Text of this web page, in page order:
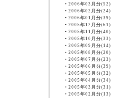
・ 2006年03月分(52)
・ 2006年02月分(24)
・ 2006年01月分(39)
・ 2005年12月分(61)
・ 2005年11月分(40)
・ 2005年10月分(33)
・ 2005年09月分(14)
・ 2005年08月分(20)
・ 2005年07月分(23)
・ 2005年06月分(39)
・ 2005年05月分(32)
・ 2005年04月分(34)
・ 2005年03月分(31)
・ 2005年02月分(13)